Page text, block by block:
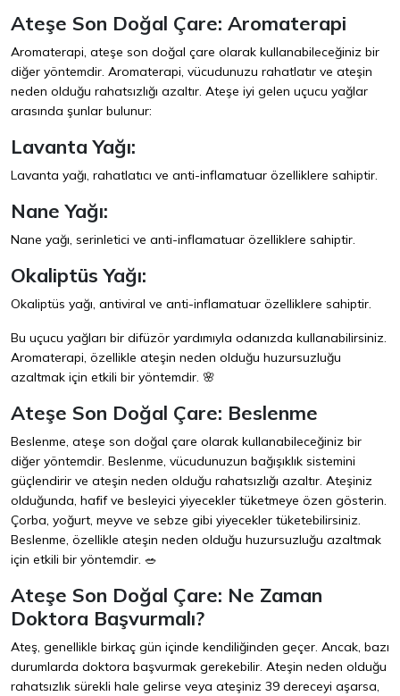
Ateşe Son Doğal Çare: Aromaterapi
Aromaterapi, ateşe son doğal çare olarak kullanabileceğiniz bir
diğer yöntemdir. Aromaterapi, vücudunuzu rahatlatır ve ateşin
neden olduğu rahatsızlığı azaltır. Ateşe iyi gelen uçucu yağlar
arasında şunlar bulunur:
Lavanta Yağı:
Lavanta yağı, rahatlatıcı ve anti-inflamatuar özelliklere sahiptir.
Nane Yağı:
Nane yağı, serinletici ve anti-inflamatuar özelliklere sahiptir.
Okaliptüs Yağı:
Okaliptüs yağı, antiviral ve anti-inflamatuar özelliklere sahiptir.
Bu uçucu yağları bir difüzör yardımıyla odanızda kullanabilirsiniz.
Aromaterapi, özellikle ateşin neden olduğu huzursuzluğu
azaltmak için etkili bir yöntemdir. 🌸
Ateşe Son Doğal Çare: Beslenme
Beslenme, ateşe son doğal çare olarak kullanabileceğiniz bir
diğer yöntemdir. Beslenme, vücudunuzun bağışıklık sistemini
güçlendirir ve ateşin neden olduğu rahatsızlığı azaltır. Ateşiniz
olduğunda, hafif ve besleyici yiyecekler tüketmeye özen gösterin.
Çorba, yoğurt, meyve ve sebze gibi yiyecekler tüketebilirsiniz.
Beslenme, özellikle ateşin neden olduğu huzursuzluğu azaltmak
için etkili bir yöntemdir. 🥗
Ateşe Son Doğal Çare: Ne Zaman
Doktora Başvurmalı?
Ateş, genellikle birkaç gün içinde kendiliğinden geçer. Ancak, bazı
durumlarda doktora başvurmak gerekebilir. Ateşin neden olduğu
rahatsızlık sürekli hale gelirse veya ateşiniz 39 dereceyi aşarsa,